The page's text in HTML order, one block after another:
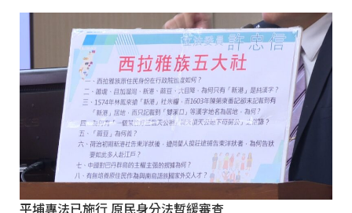
平埔專法已施行 原民身分法暫緩審查